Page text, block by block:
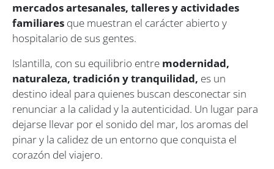
mercados artesanales, talleres y actividades
familiares que muestran el carácter abierto y
hospitalario de sus gentes.
Islantilla, con su equilibrio entre modernidad,
naturaleza, tradición y tranquilidad, es un
destino ideal para quienes buscan desconectar sin
renunciar a la calidad y la autenticidad. Un lugar para
dejarse llevar por el sonido del mar, los aromas del
pinar y la calidez de un entorno que conquista el
corazón del viajero.